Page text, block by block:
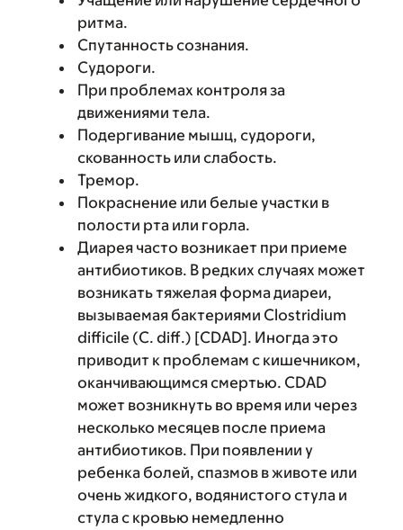
ритма.
Спутанность сознания.
Судороги.
При проблемах контроля за
движениями тела.
Подергивание мышц, судороги,
скованность или слабость.
Тремор.
Покраснение или белые участки в
полости рта или горла.
Диарея часто возникает при приеме
антибиотиков. В редких случаях может
возникать тяжелая форма диареи,
вызываемая бактериями Clostridium
difficile (C. diff.) [CDAD]. Иногда это
приводит к проблемам с кишечником,
оканчивающимся смертью. CDAD
может возникнуть во время или через
несколько месяцев после приема
антибиотиков. При появлении у
ребенка болей, спазмов в животе или
очень жидкого, водянистого стула и
стула с кровью немедленно